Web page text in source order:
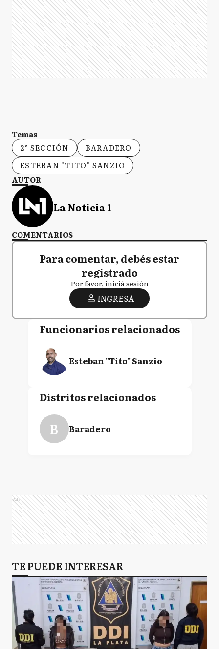
Temas
2° SECCIÓN
BARADERO
ESTEBAN "TITO" SANZIO
AUTOR
La Noticia 1
COMENTARIOS
Para comentar, debés estar
registrado
Por favor, iniciá sesión
INGRESA
Funcionarios relacionados
Esteban "Tito" Sanzio
Distritos relacionados
B Baradero
Ads
TE PUEDE INTERESAR